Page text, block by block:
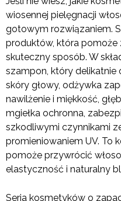
wiosennej pielęgnacji
gotowym rozwiązaniem.
produktów, która pomoże
skuteczny sposób. W
szampon, który delikatnie
skóry głowy, odżywka
nawilżenie i miękkość,
mgiełka ochronna,
szkodliwymi czynnikami
promieniowaniem UV. To
pomoże przywrócić
elastyczność i naturalny
Seria kosmetyków o